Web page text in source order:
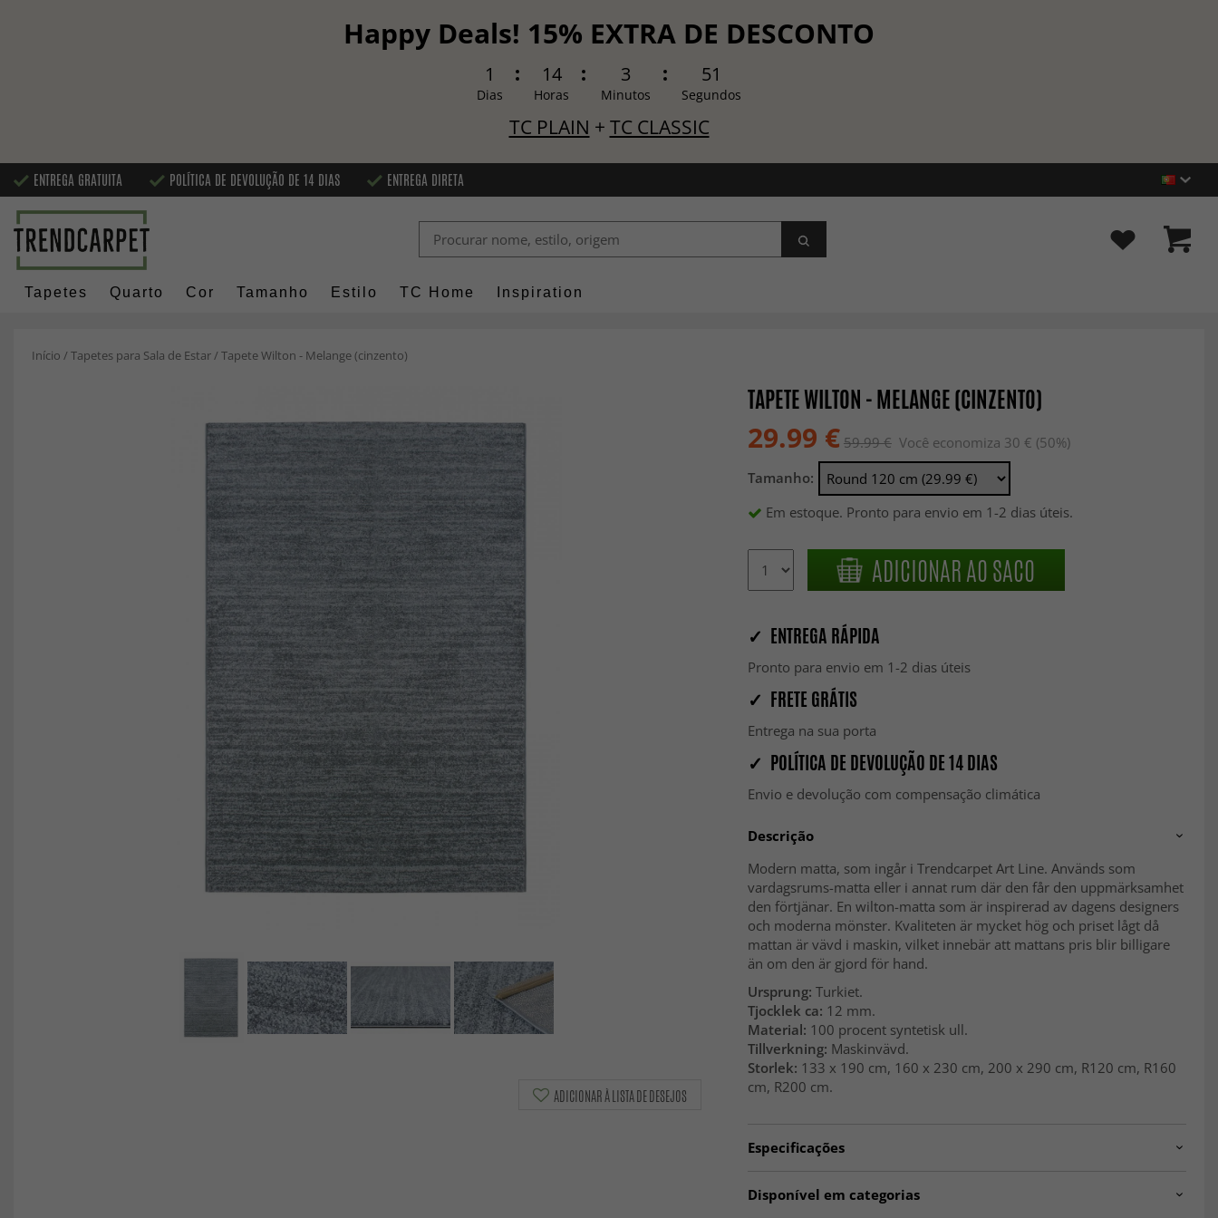
Happy Deals! 15% EXTRA DE DESCONTO
1
Dias
14
Horas
3
Minutos
50
Segundos
TC PLAIN + TC CLASSIC
ENTREGA GRATUITA POLÍTICA DE DEVOLUÇÃO DE 14 DIAS ENTREGA DIRETA
Tapetes Quarto Cor Tamanho Estilo TC Home Inspiration
Início /Tapetes para Sala de Estar/Tapete Wilton - Melange (cinzento)
TAPETE WILTON - MELANGE (CINZENTO)
29.99 € 59.99 €Você economiza 30 € (50%)
Tamanho:
Em estoque. Pronto para envio em 1-2 dias úteis.
ADICIONAR AO SACO
✓ ENTREGA RÁPIDA
Pronto para envio em 1-2 dias úteis
✓ FRETE GRÁTIS
Entrega na sua porta
✓ POLÍTICA DE DEVOLUÇÃO DE 14 DIAS
Envio e devolução com compensação climática
Descrição
Modern matta, som ingår i Trendcarpet Art Line. Används som
vardagsrums-matta eller i annat rum där den får den uppmärksamhet
den förtjänar. En wilton-matta som är inspirerad av dagens designers
och moderna mönster. Kvaliteten är mycket hög och priset lågt då
mattan är vävd i maskin, vilket innebär att mattans pris blir billigare
än om den är gjord för hand.
Ursprung: Turkiet.
Tjocklek ca: 12 mm.
Material: 100 procent syntetisk ull.
Tillverkning: Maskinvävd.
Storlek: 133 x 190 cm, 160 x 230 cm, 200 x 290 cm, R120 cm, R160
cm, R200 cm.
Especificações
Disponível em categorias
ADICIONAR À LISTA DE DESEJOS